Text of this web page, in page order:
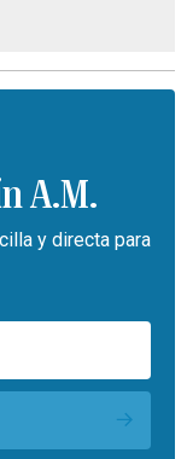
A.M.
y directa para